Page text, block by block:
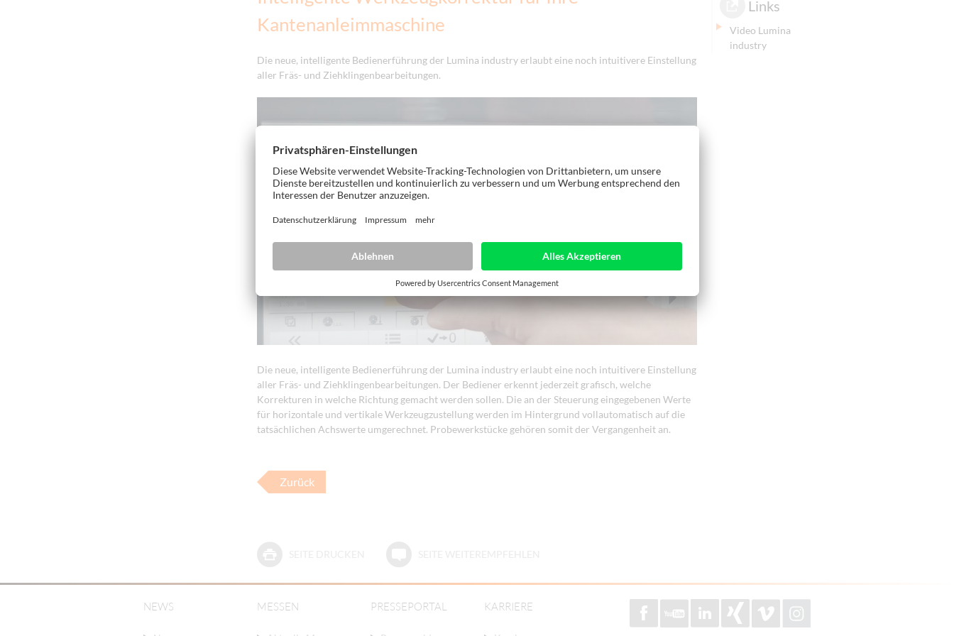
Kantenanleimmaschine
Die neue, intelligente Bedienerführung der Lumina industry erlaubt eine noch intuitivere Einstellung
aller Fräs- und Ziehklingenbearbeitungen.
Die neue, intelligente Bedienerführung der Lumina industry erlaubt eine noch intuitivere Einstellung
aller Fräs- und Ziehklingenbearbeitungen. Der Bediener erkennt jederzeit grafisch, welche
Korrekturen in welche Richtung gemacht werden sollen. Die an der Steuerung eingegebenen Werte
für horizontale und vertikale Werkzeugzustellung werden im Hintergrund vollautomatisch auf die
tatsächlichen Achswerte umgerechnet. Probewerkstücke gehören somit der Vergangenheit an.
Links
Video Lumina
industry
Zurück
NEWS MESSEN PRESSEPORTAL KARRIERE